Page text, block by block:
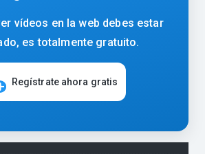
vídeos en la web debes estar
es totalmente gratuito.
Regístrate ahora gratis